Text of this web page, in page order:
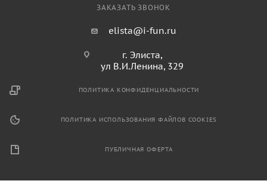
ЗАКАЗАТЬ ЗВОНОК
elista@i-fun.ru
г. Элиста,
ул В.И.Ленина, 329
ПОЛИТИКА КОНФИДЕНЦИАЛЬНОСТИ
ПОЛИТИКА ИСПОЛЬЗОВАНИЯ ФАЙЛОВ COOKIES
ПУБЛИЧНАЯ ОФЕРТА